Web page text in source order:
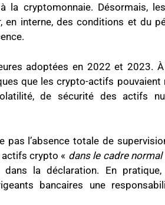
cryptomonnaie. Désormais,
interne, des conditions et du
adoptées en 2022 et 2023. À
que les crypto-actifs pouvaient
de sécurité des actifs
l’absence totale de
crypto « dans le cadre
la déclaration. En
bancaires une